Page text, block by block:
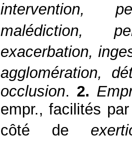
intervention,
malédiction,
exacerbation,
agglomération,
occlusion. 2.
empr., facilités
côté de